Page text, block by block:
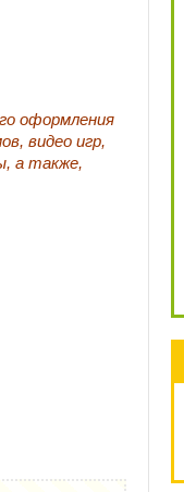
оформления
видео игр,
а также,